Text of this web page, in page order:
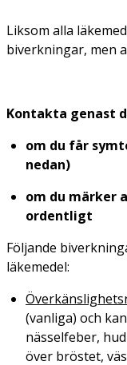
Liksom alla
biverkningar, men
Kontakta genast
om du får
nedan)
om du märker
ordentligt
Följande
läkemedel:
(vanliga) och
nässelfeber,
över bröstet,